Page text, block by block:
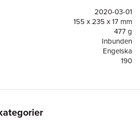
literature on the subject. The
intellectual circles and trends have
making scholarly discussions the
work is a history of the Dialectic of
reception, it also reflects the post-
which echoes the Frankfurt
2020-03-01
155 x 235 x 17 mm
477 g
Inbunden
Engelska
190
9789811535208